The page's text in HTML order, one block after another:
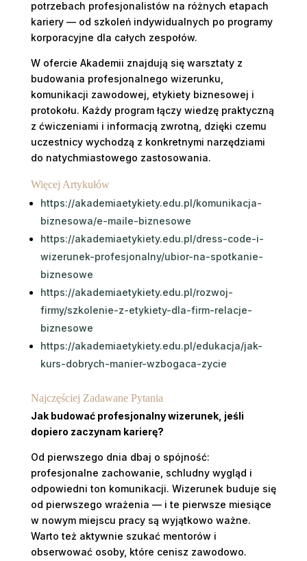
potrzebach profesjonalistów na różnych etapach
kariery — od szkoleń indywidualnych po programy
korporacyjne dla całych zespołów.
W ofercie Akademii znajdują się warsztaty z
budowania profesjonalnego wizerunku,
komunikacji zawodowej, etykiety biznesowej i
protokołu. Każdy program łączy wiedzę praktyczną
z ćwiczeniami i informacją zwrotną, dzięki czemu
uczestnicy wychodzą z konkretnymi narzędziami
do natychmiastowego zastosowania.
Więcej Artykułów
https://akademiaetykiety.edu.pl/komunikacja-
biznesowa/e-maile-biznesowe
https://akademiaetykiety.edu.pl/dress-code-i-
wizerunek-profesjonalny/ubior-na-spotkanie-
biznesowe
https://akademiaetykiety.edu.pl/rozwoj-
firmy/szkolenie-z-etykiety-dla-firm-relacje-
biznesowe
https://akademiaetykiety.edu.pl/edukacja/jak-
kurs-dobrych-manier-wzbogaca-zycie
Najczęściej Zadawane Pytania
Jak budować profesjonalny wizerunek, jeśli
dopiero zaczynam karierę?
Od pierwszego dnia dbaj o spójność:
profesjonalne zachowanie, schludny wygląd i
odpowiedni ton komunikacji. Wizerunek buduje się
od pierwszego wrażenia — i te pierwsze miesiące
w nowym miejscu pracy są wyjątkowo ważne.
Warto też aktywnie szukać mentorów i
obserwować osoby, które cenisz zawodowo.